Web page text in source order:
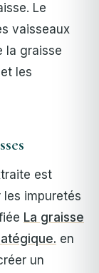
Le
vaisseaux
la graisse
les
est
impuretés
La graisse
en
un